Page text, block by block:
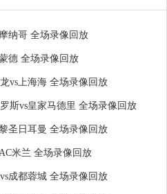
纳哥 全场录像回放
德 全场录像回放
vs上海海 全场录像回放
斯vs皇家马德里 全场录像回放
圣日耳曼 全场录像回放
米兰 全场录像回放
成都蓉城 全场录像回放